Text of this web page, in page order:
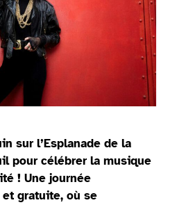
sur l’Esplanade de la
pour célébrer la musique
! Une journée
gratuite, où se